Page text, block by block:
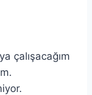
çalışacağım